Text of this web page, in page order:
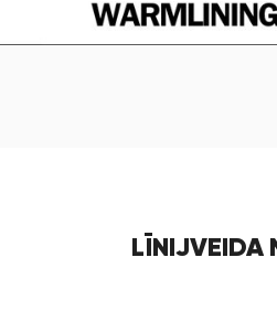
LĪNIJVEIDA